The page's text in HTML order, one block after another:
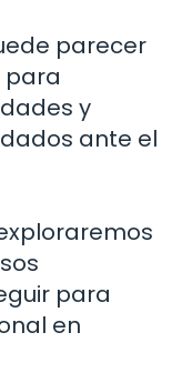
parecer
para
y
ante el
para
en